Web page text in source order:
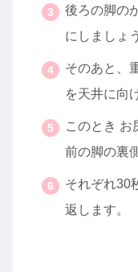
後ろの脚の
にしましょ
そのあと、
を天井に向
このとき お
前の脚の裏
それぞれ30
返します。